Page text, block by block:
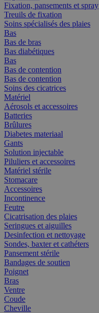
Fixation, pansements et spray
Treuils de fixation
Soins spécialisés des plaies
Bas
Bas de bras
Bas diabétiques
Bas
Bas de contention
Bas de contention
Soins des cicatrices
Matériel
Aérosols et accessoires
Batteries
Brûlures
Diabetes materiaal
Gants
Solution injectable
Piluliers et accessoires
Matériel stérile
Stomacare
Accessoires
Incontinence
Feutre
Cicatrisation des plaies
Seringues et aiguilles
Desinfection et nettoyage
Sondes, baxter et cathéters
Pansement stérile
Bandages de soutien
Poignet
Bras
Ventre
Coude
Cheville